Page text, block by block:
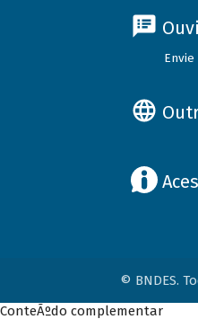
© BNDES.
ConteÃºdo complementar